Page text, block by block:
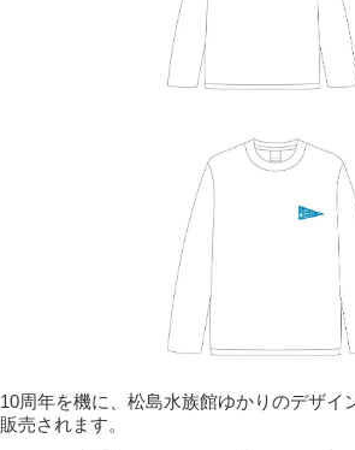
10周年を機に、松島水族館ゆかりのデザ
販売されます。